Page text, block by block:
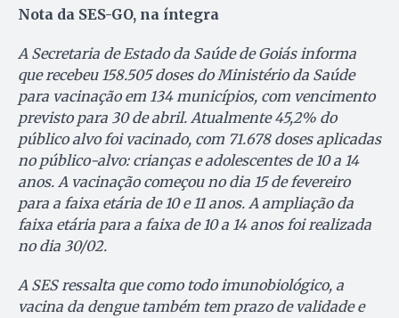
Nota da SES-GO, na íntegra
A Secretaria de Estado da Saúde de Goiás informa
que recebeu 158.505 doses do Ministério da Saúde
para vacinação em 134 municípios, com vencimento
previsto para 30 de abril. Atualmente 45,2% do
público alvo foi vacinado, com 71.678 doses aplicadas
no público-alvo: crianças e adolescentes de 10 a 14
anos. A vacinação começou no dia 15 de fevereiro
para a faixa etária de 10 e 11 anos. A ampliação da
faixa etária para a faixa de 10 a 14 anos foi realizada
no dia 30/02.
A SES ressalta que como todo imunobiológico, a
vacina da dengue também tem prazo de validade e